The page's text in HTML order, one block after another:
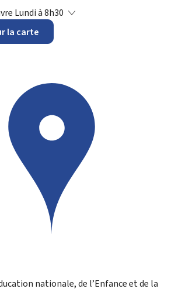
Lundi à 8h30
la carte
nationale, de l’Enfance et de la